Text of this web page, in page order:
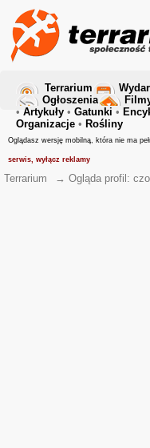
Terrarium
Ogłoszenia
• Artykuły • Gatunki •
Organizacje • Rośliny
Oglądasz wersję mobilną, która nie ma
serwis, wyłącz reklamy
Terrarium → Ogląda profil: